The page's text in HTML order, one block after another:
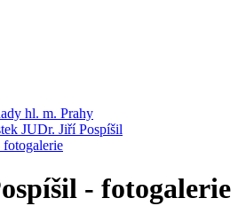
hl. m. Prahy
JUDr. Jiří Pospíšil
- fotogalerie